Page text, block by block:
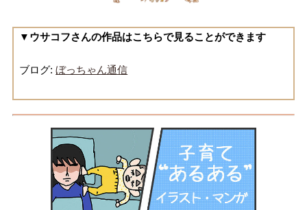
▼ウサコフさんの作品はこちらで見ることができます
ブログ:ぼっちゃん通信